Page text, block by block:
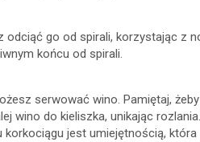
odciąć go od spirali, korzystając z
końcu od spirali.
serwować wino. Pamiętaj,
wino do kieliszka, unikając rozlania.
korkociągu jest umiejętnością,